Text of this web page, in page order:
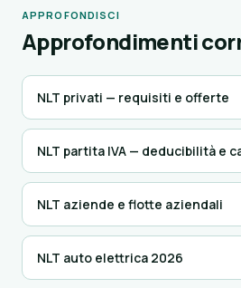
APPROFONDISCI
Approfondimenti
NLT privati — requisiti e offerte
NLT partita IVA — deducibilità e
NLT aziende e flotte aziendali
NLT auto elettrica 2026